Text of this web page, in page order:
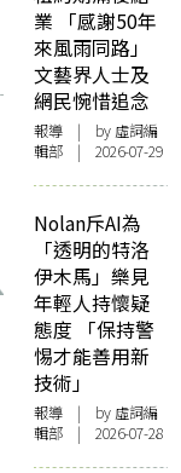
業 「感謝50年
來風雨同路」
文藝界人士及
網民惋惜追念
報導 | by 虛詞編
輯部 | 2026-07-29
Nolan斥AI為
「透明的特洛
伊木馬」樂見
年輕人持懷疑
態度 「保持警
惕才能善用新
技術」
報導 | by 虛詞編
輯部 | 2026-07-28